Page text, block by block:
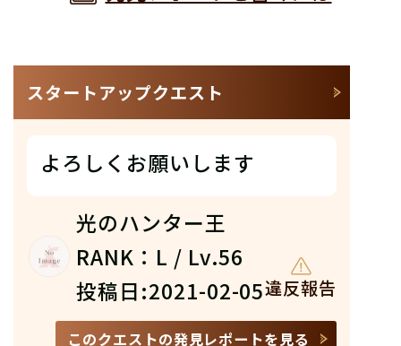
スタートアップクエスト
よろしくお願いします
光のハンター王
RANK：L / Lv.56
投稿日:2021-02-05違反報告
このクエストの発見レポートを見る